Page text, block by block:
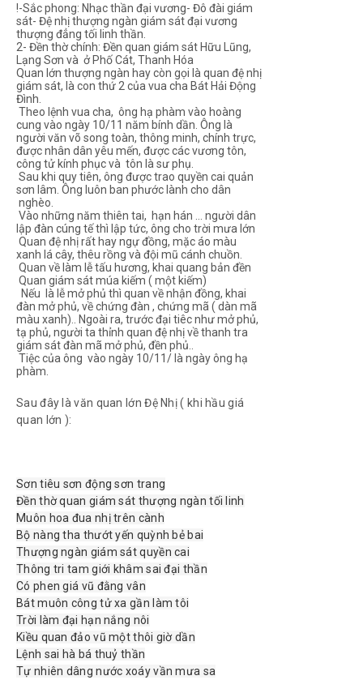
!-Sắc phong: Nhạc thần đại vương- Đô đài giám
sát- Đệ nhị thượng ngàn giám sát đại vương
thượng đẳng tối linh thần.
2- Đền thờ chính: Đền quan giám sát Hữu Lũng,
Lạng Sơn và ở Phố Cát, Thanh Hóa
Quan lớn thượng ngàn hay còn gọi là quan đệ nhị
giám sát, là con thứ 2 của vua cha Bát Hải Động
Đình.
Theo lệnh vua cha, ông hạ phàm vào hoàng
cung vào ngày 10/11 năm bính dần. Ông là
người văn võ song toàn, thông minh, chính trực,
được nhân dân yêu mến, được các vương tôn,
công tử kính phục và tôn là sư phụ.
Sau khi quy tiên, ông được trao quyền cai quản
sơn lâm. Ông luôn ban phước lành cho dân
nghèo.
Vào những năm thiên tai, hạn hán ... người dân
lập đàn cúng tế thì lập tức, ông cho trời mưa lớn
Quan đệ nhị rất hay ngự đồng, mặc áo màu
xanh lá cây, thêu rồng và đội mũ cánh chuồn.
Quan về làm lễ tấu hương, khai quang bản đền
Quan giám sát múa kiếm ( một kiếm)
Nếu là lễ mở phủ thì quan về nhận đồng, khai
đàn mở phủ, về chứng đàn , chứng mã ( dàn mã
màu xanh).. Ngoài ra, trước đại tiêc như mở phủ,
tạ phủ, người ta thỉnh quan đệ nhị về thanh tra
giám sát đàn mã mở phủ, đền phủ..
Tiệc của ông vào ngày 10/11/ là ngày ông hạ
phàm.
Sau đây là văn quan lớn Đệ Nhị ( khi hầu giá
quan lớn ):
Sơn tiêu sơn động sơn trang
Đền thờ quan giám sát thượng ngàn tối linh
Muôn hoa đua nhị trên cành
Bộ nàng tha thướt yến quỳnh bẻ bai
Thượng ngàn giám sát quyền cai
Thông tri tam giới khâm sai đại thần
Có phen giá vũ đằng vân
Bát muôn công tử xa gần làm tôi
Trời làm đại hạn nắng nôi
Kiều quan đảo vũ một thôi giờ dần
Lệnh sai hà bá thuỷ thần
Tự nhiên dâng nước xoáy vần mưa sa